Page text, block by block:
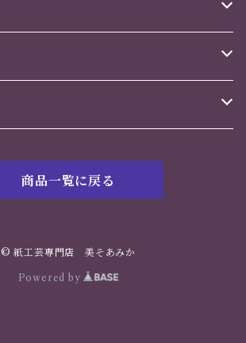
商品一覧に戻る
© 紙工芸専門店 美そあみか
Powered by